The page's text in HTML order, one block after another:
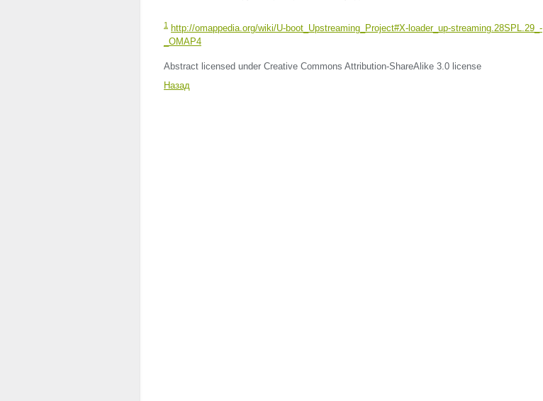
1 http://omappedia.org/wiki/U-boot_Upstreaming_Project#X-loader_up-streaming.28SPL.29_-
_OMAP4
Abstract licensed under Creative Commons Attribution-ShareAlike 3.0 license
Назад